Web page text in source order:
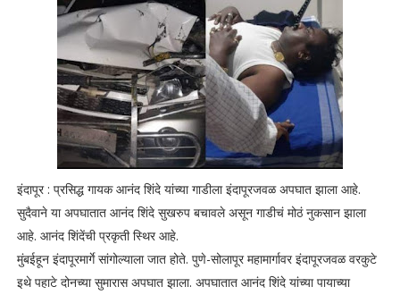
इंदापूर : प्रसिद्ध गायक आनंद शिंदे यांच्या गाडीला इंदापूरजवळ अपघात झाला आहे.
सुदैवाने या अपघातात आनंद शिंदे सुखरुप बचावले असून गाडीचं मोठं नुकसान झाला
आहे. आनंद शिंदेंची प्रकृती स्थिर आहे.
मुंबईहून इंदापूरमार्गे सांगोल्याला जात होते. पुणे-सोलापूर महामार्गावर इंदापूरजवळ वरकुटे
इथे पहाटे दोनच्या सुमारास अपघात झाला. अपघातात आनंद शिंदे यांच्या पायाच्या